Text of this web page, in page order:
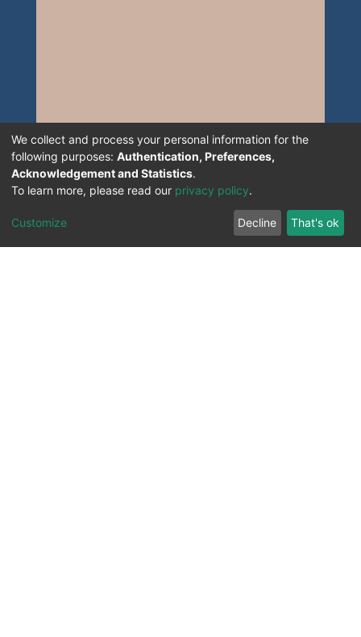
We collect and process your personal information for the
following purposes: Authentication, Preferences,
Acknowledgement and Statistics.
To learn more, please read our privacy policy.
Customize Decline That's ok